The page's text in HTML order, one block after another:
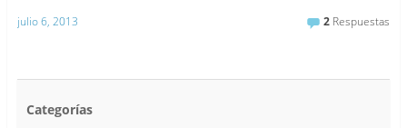
julio 6, 2013 2 Respuestas
Categorías